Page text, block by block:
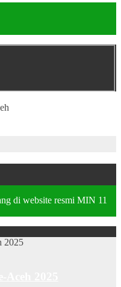
di website resmi MIN 11